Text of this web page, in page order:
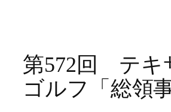
第572回 テキ
ゴルフ「総領事